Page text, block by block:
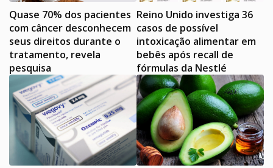
Quase 70% dos pacientes
com câncer desconhecem
seus direitos durante o
tratamento, revela
pesquisa
Reino Unido investiga 36
casos de possível
intoxicação alimentar em
bebês após recall de
fórmulas da Nestlé